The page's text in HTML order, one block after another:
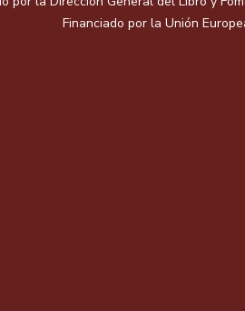
Financiado por la Unión